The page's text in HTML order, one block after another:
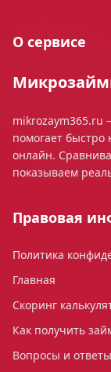
О сервисе
mikrozaym365.ru
помогает быстро
онлайн.
показываем
Правовая
Политика
Главная
Скоринг
Как получить
Вопросы и ответы